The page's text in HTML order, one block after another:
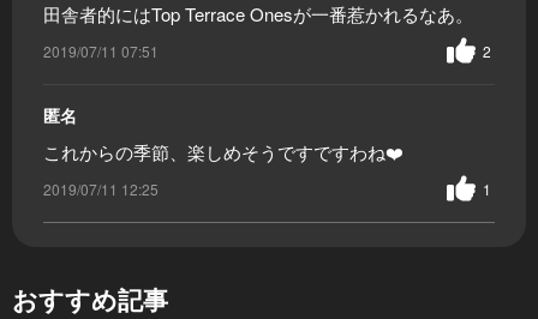
田舎者的にはTop Terrace Onesが一番惹かれるなあ。
2019/07/11 07:51 2
匿名
これからの季節、楽しめそうですですわね❤️
2019/07/11 12:25 1
おすすめ記事